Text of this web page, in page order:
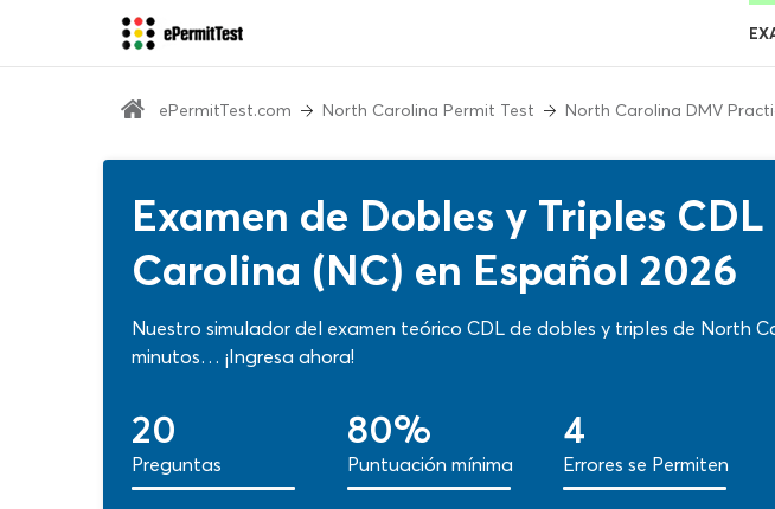
ePermitTest.com North Carolina Permit Test North Carolina DMV
Examen de Dobles y Triples
Carolina (NC) en Español 2026
Nuestro simulador del examen teórico CDL de dobles y triples de North
minutos… ¡Ingresa ahora!
20
Preguntas
80%
Puntuación mínima
4
Errores se Permiten